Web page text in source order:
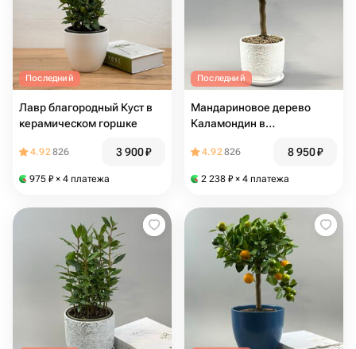
Последний
Лавр благородный Куст в
керамическом горшке
4.92826 3 900₽
975 ₽ × 4 платежа
Последний
Мандариновое дерево
Каламондин в
4.92826 8 950₽
2 238 ₽ × 4 платежа